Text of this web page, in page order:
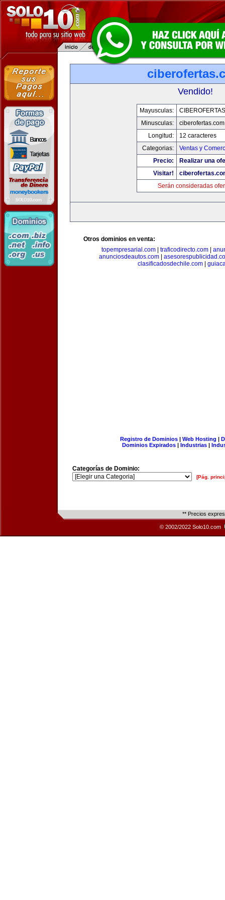
Vendido!
Mayusculas:
Minusculas:
ciberofertas.com
Longitud:
12 caracteres
Categorias:
Ventas y
Precio:
Realizar una
Visitar!
Serán consideradas
Otros dominios en venta:
topempresarial.com
traficodirecto.com
anunciosdeautos.com|
clasificadosdechile.com|
Registro de Dominios| Web Hosting |
Dominios Expirados | Industrias |
Categorías de Dominio:
[Pág.
** Precios
© 2002/2022 Solo10.com